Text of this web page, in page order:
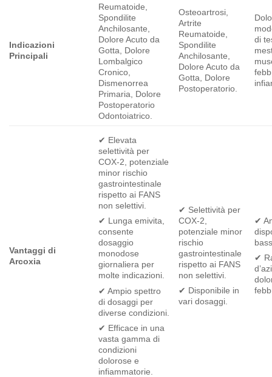
Indicazioni
Principali
Reumatoide,
Spondilite
Anchilosante,
Dolore Acuto da
Gotta, Dolore
Lombalgico
Cronico,
Dismenorrea
Primaria, Dolore
Postoperatorio
Odontoiatrico.
Osteoartrosi,
Artrite
Reumatoide,
Spondilite
Anchilosante,
Dolore Acuto da
Gotta, Dolore
Postoperatorio.
di
Vantaggi di
Arcoxia
✔ Elevata
selettività per
COX-2, potenziale
minor rischio
gastrointestinale
rispetto ai FANS
non selettivi.
✔ Lunga emivita,
consente
dosaggio
monodose
giornaliera per
molte indicazioni.
✔ Ampio spettro
di dosaggi per
diverse condizioni.
✔ Efficace in una
vasta gamma di
condizioni
dolorose e
infiammatorie.
✔ Selettività per
COX-2,
potenziale minor
rischio
gastrointestinale
rispetto ai FANS
non selettivi.
✔ Disponibile in
vari dosaggi.
✔
✔